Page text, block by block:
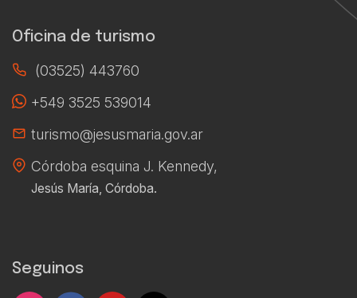
Oficina de turismo
(03525) 443760
+549 3525 539014
turismo@jesusmaria.gov.ar
Córdoba esquina J. Kennedy,
Jesús María, Córdoba.
Seguinos